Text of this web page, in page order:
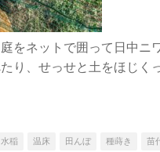
をネットで囲って日中ニ
り、せっせと土をほじく
水稲 温床 田んぼ 種蒔き 苗